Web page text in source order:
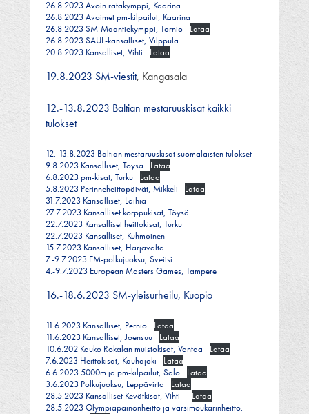
26.8.2023 Avoin ratakymppi, Kaarina
26.8.2023 Avoimet pm-kilpailut, Kaarina
26.8.2023 SM-Maantiekymppi, Tornio
Lataa
26.8.2023 SAUL-kansalliset, Vilppula
20.8.2023 Kansalliset, Vihti
Lataa
19.8.2023 SM-viestit, Kangasala
12.-13.8.2023 Baltian mestaruuskisat kaikki
tulokset
12.-13.8.2023 Baltian mestaruuskisat suomalaisten tulokset
9.8.2023 Kansalliset, Töysä
Lataa
6.8.2023 pm-kisat, Turku
Lataa
5.8.2023 Perinneheittopäivät, Mikkeli
Lataa
31.7.2023 Kansalliset, Laihia
27.7.2023 Kansalliset korppukisat, Töysä
22.7.2023 Kansalliset heittokisat, Turku
22.7.2023 Kansalliset, Kuhmoinen
15.7.2023 Kansalliset, Harjavalta
7.-9.7.2023 EM-polkujuoksu, Sveitsi
4.-9.7.2023 European Masters Games, Tampere
16.-18.6.2023 SM-yleisurheilu, Kuopio
11.6.2023 Kansalliset, Perniö
Lataa
11.6.2023 Kansalliset, Joensuu
Lataa
10.6.202 Kauko Rokalan muistokisat, Vantaa
Lataa
7.6.2023 Heittokisat, Kauhajoki
Lataa
6.6.2023 5000m ja pm-kilpailut, Salo
Lataa
3.6.2023 Polkujuoksu, Leppävirta
Lataa
28.5.2023 Kansalliset Kevätkisat, Vihti_
Lataa
28.5.2023 Olympiapainonheitto ja varsimoukarinheitto.